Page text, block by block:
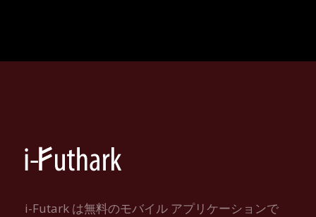
i-Futark は無料のモバイル アプリケーションで